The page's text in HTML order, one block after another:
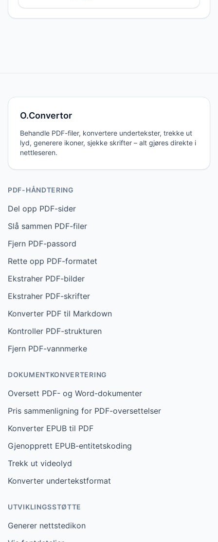
O.Convertor
Behandle PDF-filer, konvertere undertekster, trekke ut
lyd, generere ikoner, sjekke skrifter – alt gjøres direkte i
nettleseren.
PDF-HÅNDTERING
Del opp PDF-sider
Slå sammen PDF-filer
Fjern PDF-passord
Rette opp PDF-formatet
Ekstraher PDF-bilder
Ekstraher PDF-skrifter
Konverter PDF til Markdown
Kontroller PDF-strukturen
Fjern PDF-vannmerke
DOKUMENTKONVERTERING
Oversett PDF- og Word-dokumenter
Pris sammenligning for PDF-oversettelser
Konverter EPUB til PDF
Gjenopprett EPUB-entitetskoding
Trekk ut videolyd
Konverter undertekstformat
UTVIKLINGSSTØTTE
Generer nettstedikon